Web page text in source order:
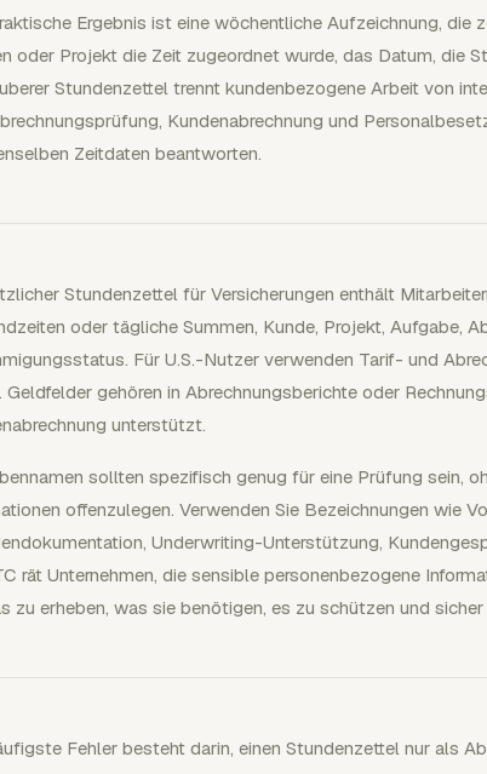
Ergebnis ist eine wöchentliche Aufzeichnung, die
oder Projekt die Zeit zugeordnet wurde, das Datum, die
Stundenzettel trennt kundenbezogene Arbeit von
Kundenabrechnung und
Zeitdaten beantworten.
Stundenzettel für Versicherungen enthält
oder tägliche Summen, Kunde, Projekt, Aufgabe,
Für U.S.-Nutzer verwenden Tarif- und
Geldfelder gehören in Abrechnungsberichte oder
unterstützt.
sollten spezifisch genug für eine Prüfung sein,
offenzulegen. Verwenden Sie Bezeichnungen wie
Underwriting-Unterstützung,
rät Unternehmen, die sensible personenbezogene
zu erheben, was sie benötigen, es zu schützen und
Fehler besteht darin, einen Stundenzettel nur als